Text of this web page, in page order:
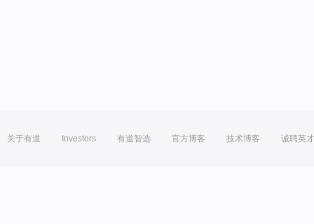
关于有道 Investors 有道智选 官方博客 技术博客 诚聘英才